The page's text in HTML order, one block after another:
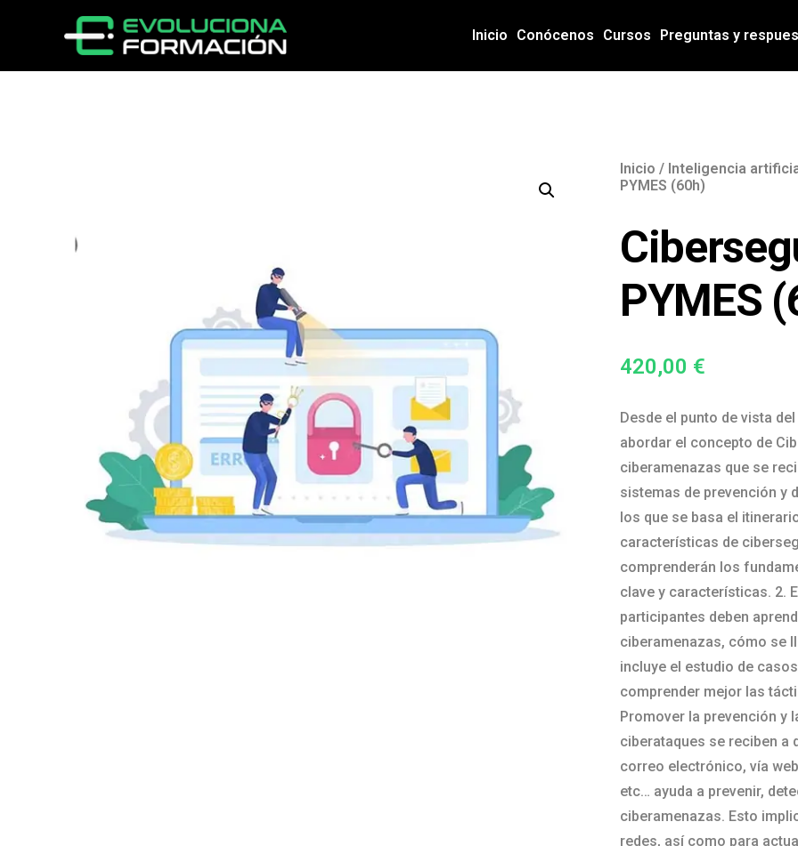
Inicio Conócenos Cursos Preguntas y
Inicio / Inteligencia
PYMES (60h)
PYMES
420,00 €
Desde el punto de vista
abordar el concepto de
ciberamenazas que se
sistemas de prevención y
los que se basa el
características de
comprenderán los
clave y características. 2.
participantes deben
ciberamenazas, cómo se
incluye el estudio de
comprender mejor las
Promover la prevención y
ciberataques se reciben a
correo electrónico, vía
etc… ayuda a prevenir,
ciberamenazas. Esto
redes, así como para